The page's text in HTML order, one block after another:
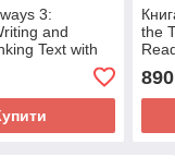
3:
and
Text with
National
the
890